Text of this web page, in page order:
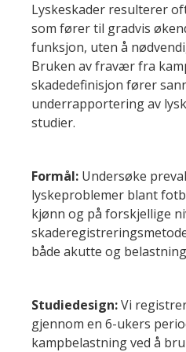
Lyskeskader resulterer
som fører til gradvis
funksjon, uten å
Bruken av fravær fra
skadedefinisjon fører
underrapportering av
studier.
Formål: Undersøke
lyskeproblemer blant
kjønn og på forskjellige
både akutte og
Studiedesign:Vi
gjennom en 6-ukers
kampbelastning ved å